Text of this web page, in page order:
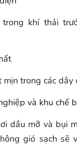
khí thải
trong các dây
và khu chế
dầu mỡ và bụi
gió sạch sẽ